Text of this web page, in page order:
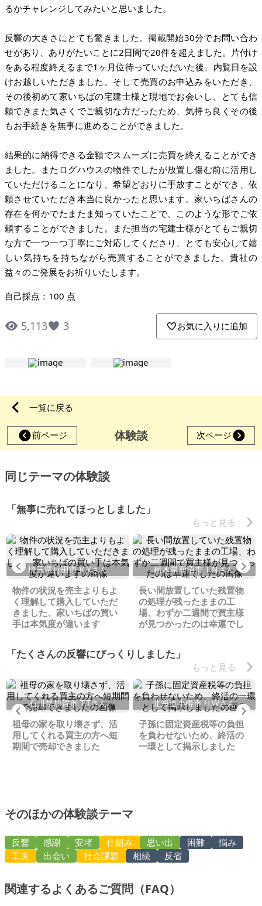
るかチャレンジしてみたいと思いました。
反響の大きさにとても驚きました。掲載開始30分でお問い合わ
せがあり、ありがたいことに2日間で20件を超えました。片付け
をある程度終えるまで1ヶ月位待っていただいた後、内覧日を設
けお越しいただきました。そして売買のお申込みをいただき、
その後初めて家いちばの宅建士様と現地でお会いし、とても信
頼できまた気さくでご親切な方だったため、気持ち良くその後
もお手続きを無事に進めることができました。
結果的に納得できる金額でスムーズに売買を終えることができ
ました。またログハウスの物件でしたが放置し傷む前に活用し
ていただけることになり、希望どおりに手放すことができ、依
頼させていただき本当に良かったと思います。家いちばさんの
存在を何かでたまたま知っていたことで、このような形でご依
頼することができました。また担当の宅建士様がとてもご親切
な方で一つ一つ丁寧にご対応してくださり、とても安心して嬉
しい気持ちを持ちながら売買することができました。貴社の
益々のご発展をお祈りいたします。
自己採点：100 点
5,113 3 お気に入りに追加
一覧に戻る
前ページ 体験談 次ページ
同じテーマの体験談
「無事に売れてほっとしました」
もっと見る
Previous
埼玉県行田市 K.Yさん
物件の状況を売主よりもよ
く理解して購入していただ
きました、家いちばの買い
手は本気度が違います
栃木県鹿沼市 T.Nさん
長い間放置していた残置物
の処理が残ったままの工
場、わずか二週間で買主様
が見つかったのは幸運でし
「たくさんの反響にびっくりしました」
もっと見る
Previous
石川県加賀市 T.Tさん
祖母の家を取り壊さず、活
用してくれる買主の方へ短
期間で売却できました
北海道小樽市 H.Wさん
子孫に固定資産税等の負担
を負わせないため、終活の
一環として掲示しました
そのほかの体験談テーマ
反響 感謝 安堵 仕組み 思い出 困難
悩み
工夫
出会い 社会課題 相続 反省
関連するよくあるご質問（FAQ）